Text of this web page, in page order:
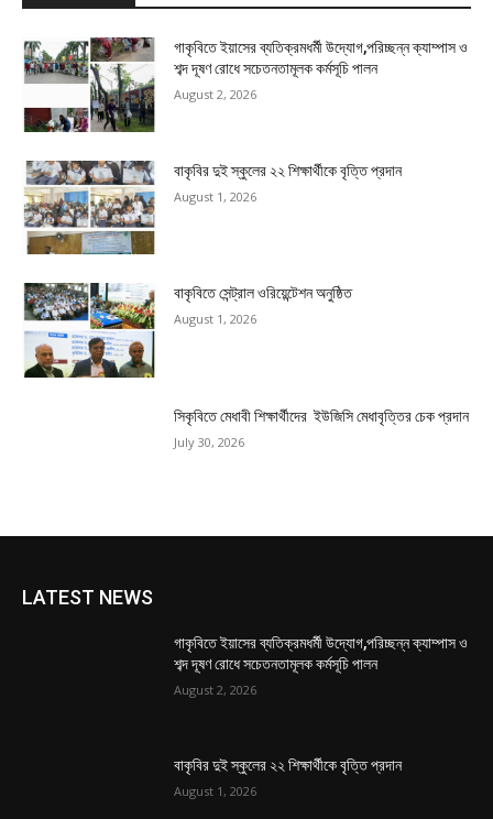
গাকৃবিতে ইয়াসের ব্যতিক্রমধর্মী উদ্যোগ,পরিচ্ছন্ন ক্যাম্পাস ও
শব্দ দূষণ রোধে সচেতনতামূলক কর্মসূচি পালন
August 2, 2026
বাকৃবির দুই স্কুলের ২২ শিক্ষার্থীকে বৃত্তি প্রদান
August 1, 2026
বাকৃবিতে সেন্ট্রাল ওরিয়েন্টেশন অনুষ্ঠিত
August 1, 2026
সিকৃবিতে মেধাবী শিক্ষার্থীদের ইউজিসি মেধাবৃত্তির চেক প্রদান
July 30, 2026
LATEST NEWS
গাকৃবিতে ইয়াসের ব্যতিক্রমধর্মী উদ্যোগ,পরিচ্ছন্ন ক্যাম্পাস ও
শব্দ দূষণ রোধে সচেতনতামূলক কর্মসূচি পালন
August 2, 2026
বাকৃবির দুই স্কুলের ২২ শিক্ষার্থীকে বৃত্তি প্রদান
August 1, 2026